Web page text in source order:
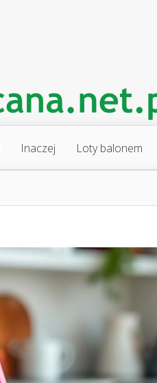
Inaczej Loty balonem